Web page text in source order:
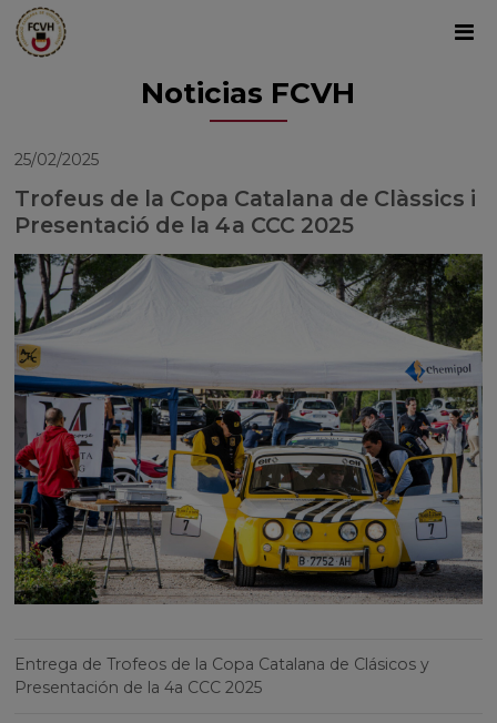
Noticias FCVH
25/02/2025
Trofeus de la Copa Catalana de Clàssics i
Presentació de la 4a CCC 2025
Entrega de Trofeos de la Copa Catalana de Clásicos y
Presentación de la 4a CCC 2025